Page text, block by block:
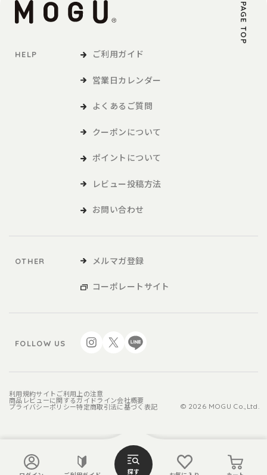
探す
HELP ご利用ガイド
営業日カレンダー
よくあるご質問
クーポンについて
ポイントについて
レビュー投稿方法
お問い合わせ
OTHER メルマガ登録
コーポレートサイト
FOLLOW US
利用規約サイトご利用上の注意
商品レビューに関するガイドライン会社概要
プライバシーポリシー特定商取引法に基づく表記 © 2026 MOGU Co.,Ltd.
PAGE TOP